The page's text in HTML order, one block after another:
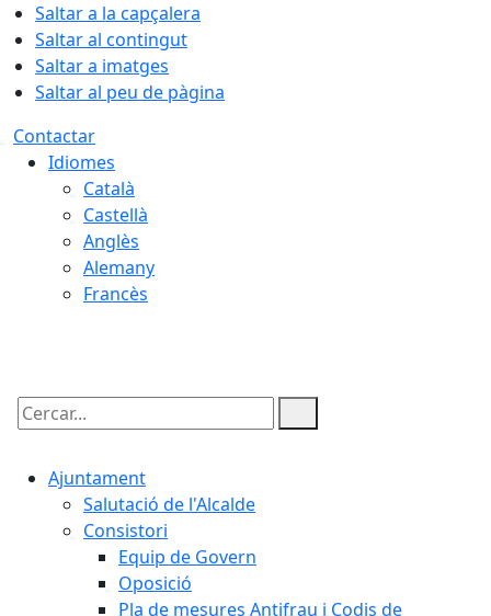
Saltar a la capçalera
Saltar al contingut
Saltar a imatges
Saltar al peu de pàgina
Contactar
Idiomes
Català
Castellà
Anglès
Alemany
Francès
Cercar:
Ajuntament
Salutació de l'Alcalde
Consistori
Equip de Govern
Oposició
Pla de mesures Antifrau i Codis de